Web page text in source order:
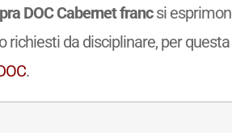
DOC Cabernet francsi
da disciplinare, per
.